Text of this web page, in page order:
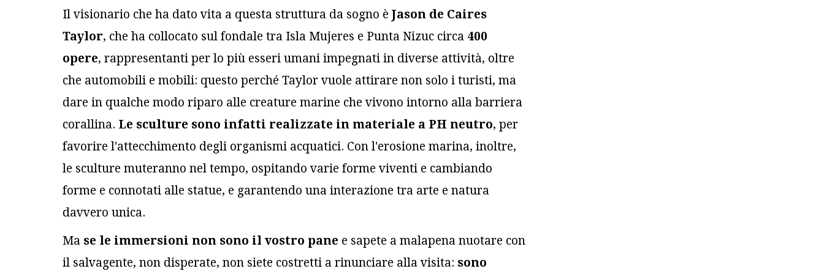
Il visionario che ha dato vita a questa struttura da sogno è Jason de Caires
Taylor, che ha collocato sul fondale tra Isla Mujeres e Punta Nizuc circa 400
opere, rappresentanti per lo più esseri umani impegnati in diverse attività, oltre
che automobili e mobili: questo perché Taylor vuole attirare non solo i turisti, ma
dare in qualche modo riparo alle creature marine che vivono intorno alla barriera
corallina. Le sculture sono infatti realizzate in materiale a PH neutro, per
favorire l'attecchimento degli organismi acquatici. Con l'erosione marina, inoltre,
le sculture muteranno nel tempo, ospitando varie forme viventi e cambiando
forme e connotati alle statue, e garantendo una interazione tra arte e natura
davvero unica.
Ma se le immersioni non sono il vostro pane e sapete a malapena nuotare con
il salvagente, non disperate, non siete costretti a rinunciare alla visita: sono